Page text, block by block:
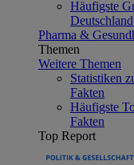
Häufigste
Pharma &
Themen
Weitere Themen
Statistiken
Fakten
Häufigste
Fakten
Top Report